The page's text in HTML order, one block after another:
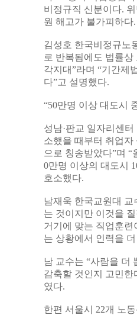
비정규직 신분이다.
원 해고가 불가피하다.
김성호 한국비정규노
로 반복됨에도 법률
각지대”라며 “기간제
다”고 설명했다.
“50만명 이상 대도시
성남·판교 일자리센
소했을 때부터 취업
으로 칭송받았다”며
0만명 이상의 대도시
호소했다.
남재욱 한국교원대
는 것이지만 이것을
거기에 맞는 직업훈련
는 상황에서 인력을
남 교수는 “사람을 더
감축할 것인지 고민한
였다.
한편 서울시 22개 노